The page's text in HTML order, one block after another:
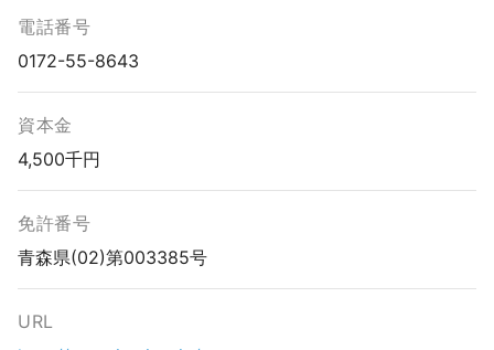
電話番号
0172-55-8643
資本金
4,500千円
免許番号
青森県(02)第003385号
URL